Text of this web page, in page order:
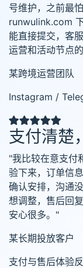
号维护，之前最
runwulink.com
能直接提交，客
运营和活动节点
某跨境运营团队
Instagram /
支付清楚
"我比较在意支付
验下来，订单信
确认安排，沟通
想调整，售后回
安心很多。"
某长期投放客户
支付与售后体验